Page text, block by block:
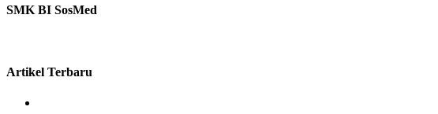
SMK BI SosMed
Artikel Terbaru